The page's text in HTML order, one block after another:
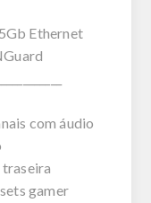
Ethernet
com áudio
gamer